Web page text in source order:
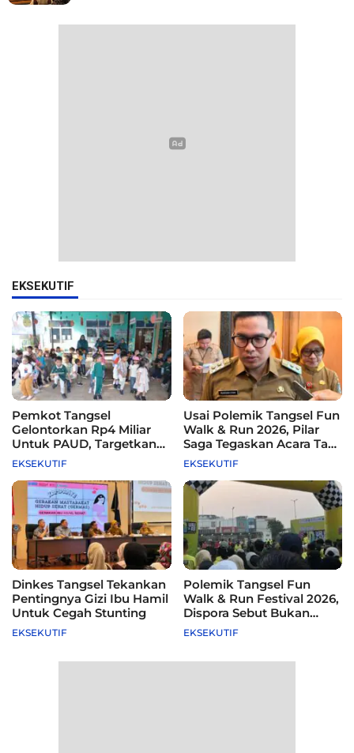
EKSEKUTIF
Pemkot Tangsel
Gelontorkan Rp4 Miliar
Untuk PAUD, Targetkan
115 Sekolah
EKSEKUTIF
Usai Polemik Tangsel Fun
Walk & Run 2026, Pilar
Saga Tegaskan Acara Tak
Difasilitasi Pemkot
EKSEKUTIF
Dinkes Tangsel Tekankan
Pentingnya Gizi Ibu Hamil
Untuk Cegah Stunting
EKSEKUTIF
Polemik Tangsel Fun
Walk & Run Festival 2026,
Dispora Sebut Bukan
Agenda Pemkot
EKSEKUTIF